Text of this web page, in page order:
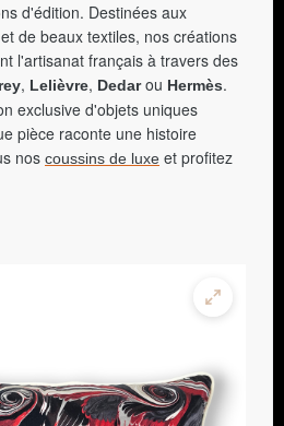
d'édition. Destinées aux
de beaux textiles, nos créations
l'artisanat français à travers des
, Lelièvre, Dedarou Hermès.
exclusive d'objets uniques
pièce raconte une histoire
nos coussins de luxe et profitez